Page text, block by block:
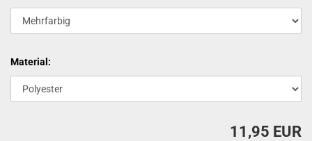
Material:
11,95 EUR